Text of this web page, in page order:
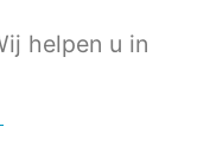
helpen u in